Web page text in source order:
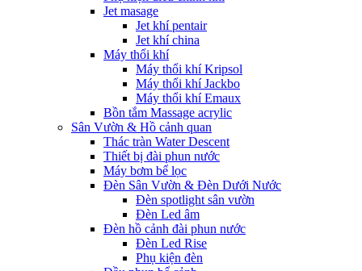
Jet masage
Jet khí pentair
Jet khí china
Máy thổi khí
Máy thổi khí Kripsol
Máy thổi khí Jackbo
Máy thổi khí Emaux
Bồn tắm Massage acrylic
Sân Vườn & Hồ cảnh quan
Thác tràn Water Descent
Thiết bị đài phun nước
Máy bơm bể lọc
Đèn Sân Vườn & Đèn Dưới Nước
Đèn spotlight sân vườn
Đèn Led âm
Đèn hồ cảnh đài phun nước
Đèn Led Rise
Phụ kiện đèn